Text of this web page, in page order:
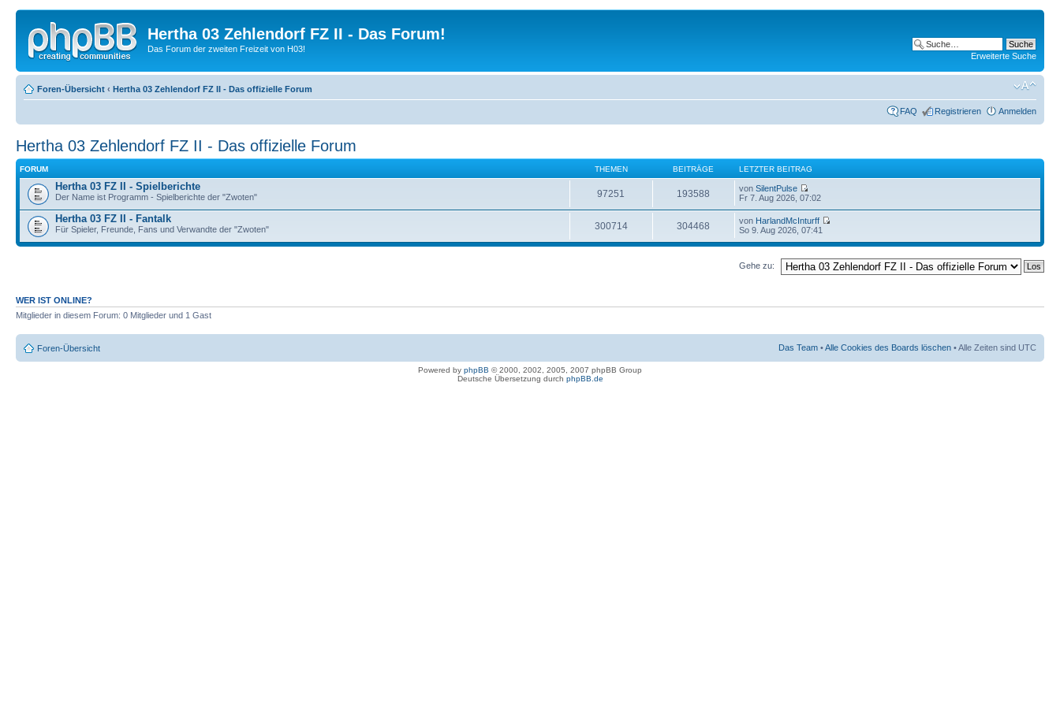
Hertha 03 Zehlendorf FZ II - Das Forum!
Das Forum der zweiten Freizeit von H03!
Erweiterte Suche
Foren-Übersicht ‹ Hertha 03 Zehlendorf FZ II - Das offizielle Forum
FAQ Registrieren Anmelden
Hertha 03 Zehlendorf FZ II - Das offizielle Forum
FORUM THEMEN BEITRÄGE LETZTER BEITRAG
Hertha 03 FZ II - Spielberichte
Der Name ist Programm - Spielberichte der "Zwoten" 97251 193588 vonSilentPulse
Fr 7. Aug 2026, 07:02
Hertha 03 FZ II - Fantalk
Für Spieler, Freunde, Fans und Verwandte der "Zwoten" 300714 304468 von HarlandMcInturff
So 9. Aug 2026, 07:41
Gehe zu:
WER IST ONLINE?
Mitglieder in diesem Forum: 0 Mitglieder und 1 Gast
Foren-Übersicht Das Team •Alle Cookies des Boards löschen • Alle Zeiten sind UTC
Powered by phpBB © 2000, 2002, 2005, 2007 phpBB Group
Deutsche Übersetzung durch phpBB.de